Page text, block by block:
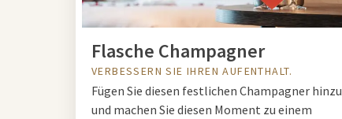
Flasche Champagner
VERBESSERN SIE IHREN AUFENTHALT.
Fügen Sie diesen festlichen Champagner hinzu
und machen Sie diesen Moment zu einem